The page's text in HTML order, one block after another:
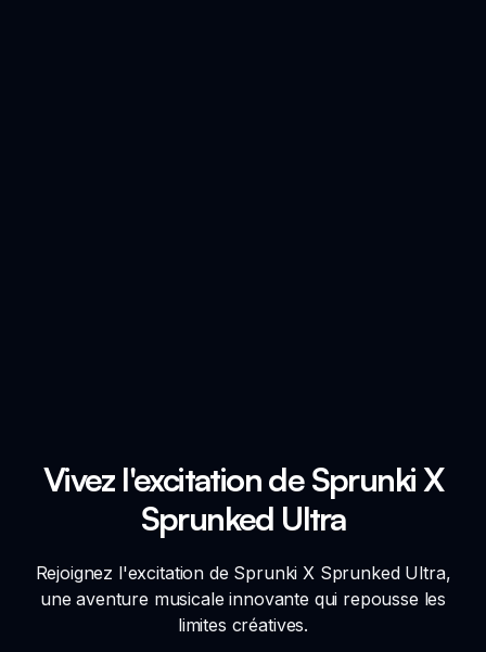
Vivez l'excitation de Sprunki X
Sprunked Ultra
Rejoignez l'excitation de Sprunki X Sprunked Ultra,
une aventure musicale innovante qui repousse les
limites créatives.